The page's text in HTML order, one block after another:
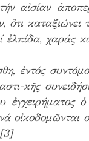
αἰσίαν
χαράς
ἐντός
κῆς